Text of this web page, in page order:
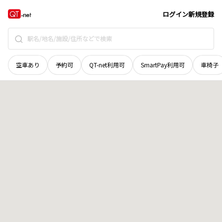
ログイン新規登録
空車あり 予約可 QT-net利用可 SmartPay利用可 車椅子
広島県